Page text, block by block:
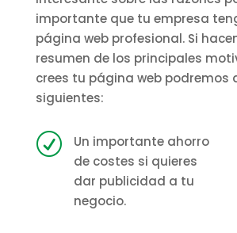
importante que tu empresa
página web profesional. Si
resumen de los principales
crees tu página web podremos
siguientes:
R
Un importante ahorro
de costes si quieres
dar publicidad a tu
negocio.